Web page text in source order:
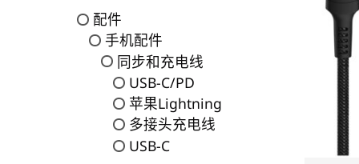
配件
手机配件
同步和充电线
USB-C/PD
苹果Lightning
多接头充电线
USB-C